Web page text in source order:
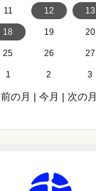
11 12 13
18 19 20
25 26 27
1 2 3
前の月 | 今月 | 次の月